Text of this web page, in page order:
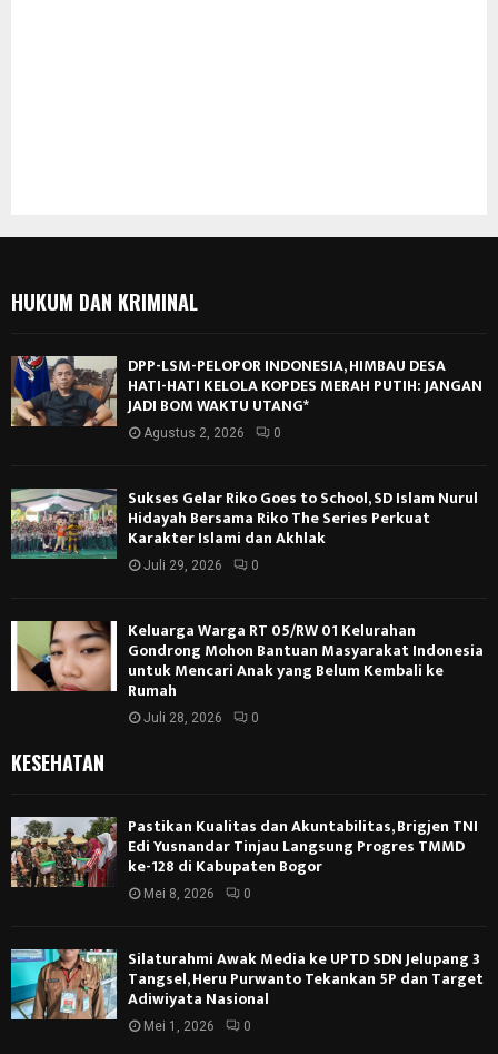
HUKUM DAN KRIMINAL
DPP-LSM-PELOPOR INDONESIA, HIMBAU DESA
HATI-HATI KELOLA KOPDES MERAH PUTIH: JANGAN
JADI BOM WAKTU UTANG*
Agustus 2, 2026 0
Sukses Gelar Riko Goes to School, SD Islam Nurul
Hidayah Bersama Riko The Series Perkuat
Karakter Islami dan Akhlak
Juli 29, 2026 0
Keluarga Warga RT 05/RW 01 Kelurahan
Gondrong Mohon Bantuan Masyarakat Indonesia
untuk Mencari Anak yang Belum Kembali ke
Rumah
Juli 28, 2026 0
KESEHATAN
Pastikan Kualitas dan Akuntabilitas, Brigjen TNI
Edi Yusnandar Tinjau Langsung Progres TMMD
ke-128 di Kabupaten Bogor
Mei 8, 2026 0
Silaturahmi Awak Media ke UPTD SDN Jelupang 3
Tangsel, Heru Purwanto Tekankan 5P dan Target
Adiwiyata Nasional
Mei 1, 2026 0